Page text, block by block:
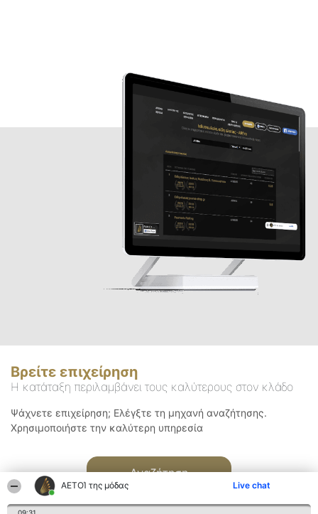
ΑΕΤΟΊ της μόδας Live chat
Βρείτε επιχείρηση
Η κατάταξη περιλαμβάνει τους καλύτερους στον κλάδο
Ψάχνετε επιχείρηση; Ελέγξτε τη μηχανή αναζήτησης.
Χρησιμοποιήστε την καλύτερη υπηρεσία
Αναζήτηση